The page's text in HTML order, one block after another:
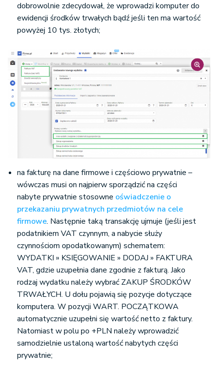
dobrowolnie zdecydował, że wprowadzi komputer do
ewidencji środków trwałych bądź jeśli ten ma wartość
powyżej 10 tys. złotych;
na fakturę na dane firmowe i częściowo prywatnie –
wówczas musi on najpierw sporządzić na części
nabyte prywatnie stosowne oświadczenie o
przekazaniu prywatnych przedmiotów na cele
firmowe. Następnie taką transakcję ujmuje (jeśli jest
podatnikiem VAT czynnym, a nabycie służy
czynnościom opodatkowanym) schematem:
WYDATKI » KSIĘGOWANIE » DODAJ » FAKTURA
VAT, gdzie uzupełnia dane zgodnie z fakturą. Jako
rodzaj wydatku należy wybrać ZAKUP ŚRODKÓW
TRWAŁYCH. U dołu pojawią się pozycje dotyczące
komputera. W pozycji WART. POCZĄTKOWA
automatycznie uzupełni się wartość netto z faktury.
Natomiast w polu po +PLN należy wprowadzić
samodzielnie ustaloną wartość nabytych części
prywatnie;